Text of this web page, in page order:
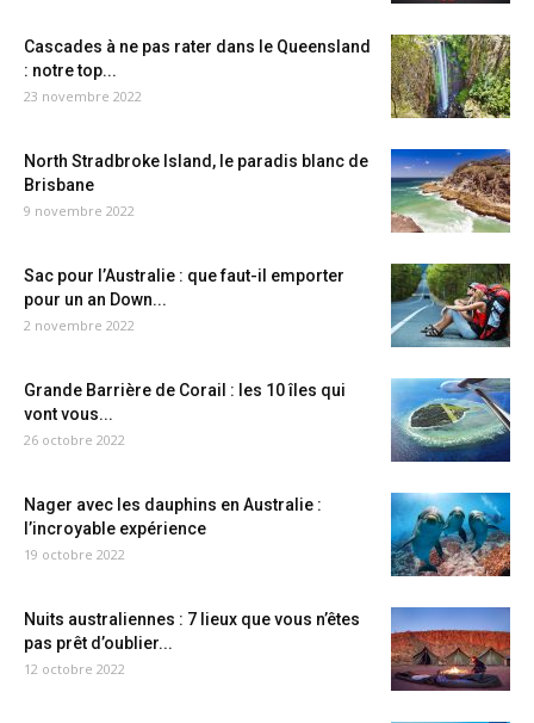
Cascades à ne pas rater dans le Queensland
: notre top...
23 novembre 2022
North Stradbroke Island, le paradis blanc de
Brisbane
9 novembre 2022
Sac pour l’Australie : que faut-il emporter
pour un an Down...
2 novembre 2022
Grande Barrière de Corail : les 10 îles qui
vont vous...
26 octobre 2022
Nager avec les dauphins en Australie :
l’incroyable expérience
19 octobre 2022
Nuits australiennes : 7 lieux que vous n’êtes
pas prêt d’oublier...
12 octobre 2022